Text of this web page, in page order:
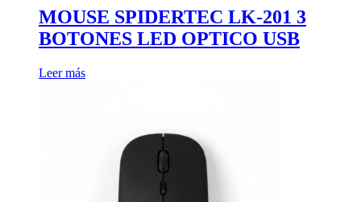
MOUSE SPIDERTEC LK-201 3
BOTONES LED OPTICO USB
Leer más